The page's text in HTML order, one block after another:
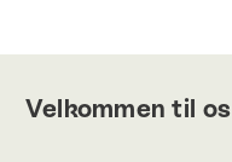
Velkommen til os